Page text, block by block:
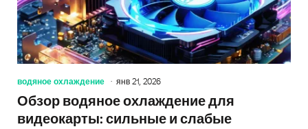
водяное охлаждение янв 21, 2026
Обзор водяное охлаждение для
видеокарты: сильные и слабые